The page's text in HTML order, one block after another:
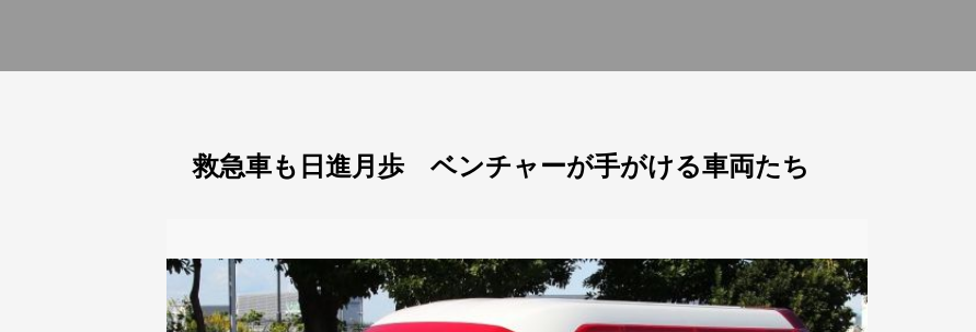
救急車も日進月歩 ベンチャーが手がける車両たち